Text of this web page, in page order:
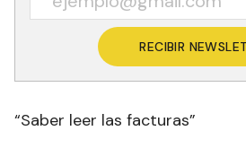
RECIBIR
“Saber leer las facturas”